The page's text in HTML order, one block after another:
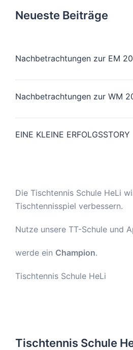
Neueste Beiträge
Nachbetrachtungen zur EM
Nachbetrachtungen zur WM
EINE KLEINE ERFOLGSSTORY
Die Tischtennis Schule HeLi
Tischtennisspiel verbessern.
Nutze unsere TT-Schule und
werde ein Champion.
Tischtennis Schule HeLi
Tischtennis Schule